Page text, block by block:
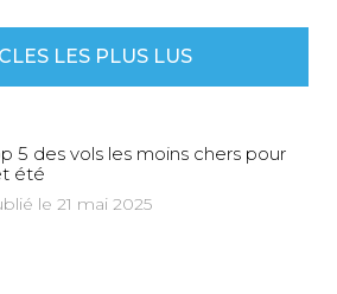
LES PLUS LUS
5 des vols les moins chers pour
été
le 21 mai 2025